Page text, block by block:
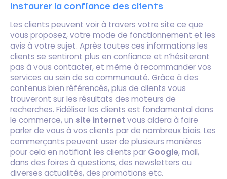
Instaurer la confiance des clients
Les clients peuvent voir à travers votre site ce que
vous proposez, votre mode de fonctionnement et les
avis à votre sujet. Après toutes ces informations les
clients se sentiront plus en confiance et n’hésiteront
pas à vous contacter, et même à recommander vos
services au sein de sa communauté. Grâce à des
contenus bien référencés, plus de clients vous
trouveront sur les résultats des moteurs de
recherches. Fidéliser les clients est fondamental dans
le commerce, un site internet vous aidera à faire
parler de vous à vos clients par de nombreux biais. Les
commerçants peuvent user de plusieurs manières
pour cela en notifiant les clients par Google, mail,
dans des foires à questions, des newsletters ou
diverses actualités, des promotions etc.